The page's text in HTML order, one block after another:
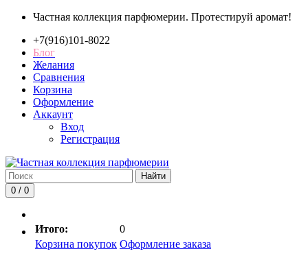
Частная коллекция парфюмерии. Протестируй аромат!
+7(916)101-8022
Блог
Желания
Сравнения
Корзина
Оформление
Аккаунт
Вход
Регистрация
Найти
0 / 0
Итого:
0
Корзина покупок Оформление заказа